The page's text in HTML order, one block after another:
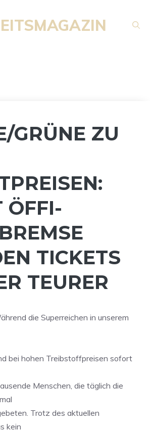
GRÜNE ZU
ÖFFI-
TICKETS
TEURER
die Superreichen in unserem
bei hohen Treibstoffpreisen sofort
Menschen, die täglich die
Trotz des aktuellen
kein